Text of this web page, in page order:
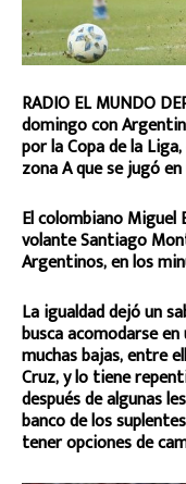
RADIO EL MUNDO
domingo con
por la Copa de la
zona A que se jugó
El colombiano Miguel
volante Santiago
Argentinos, en los
La igualdad dejó un
busca acomodarse
muchas bajas, entre
Cruz, y lo tiene
después de algunas
banco de los
tener opciones de